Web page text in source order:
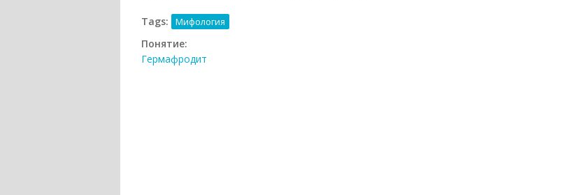
Tags: Мифология
Понятие:
Гермафродит